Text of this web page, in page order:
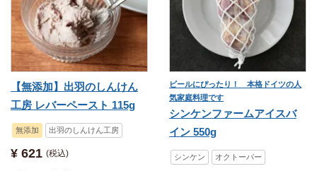
【無添加】出羽のしんけん
工房 レバーペースト 115g
無添加 出羽のしんけん工房
¥ 621 税込
ビールにぴったり！ 本格ドイツの人
気家庭料理です
シンケンファームアイスバ
イン 550g
シンケン オクトーバー